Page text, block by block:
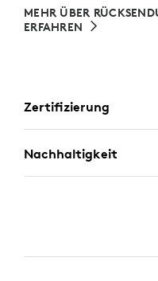
MEHR ÜBER
ERFAHREN
Zertifizierung
ZERTIFIZIERT
Außerdem erfüllt es
Notebook-
Nachhaltigkeit